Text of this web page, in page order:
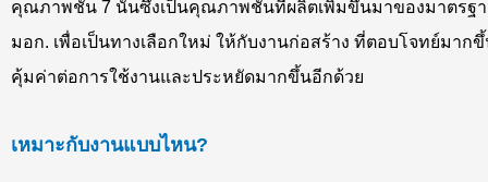
คุณภาพชั้น 7 นั้นซึ่งเป็นคุณภาพชั้นที่ผลิตเพิ่มขึ้นมาของมาตรฐ
มอก. เพื่อเป็นทางเลือกใหม่ ให้กับงานก่อสร้าง ที่ตอบโจทย์มาก
คุ้มค่าต่อการใช้งานและประหยัดมากขึ้นอีกด้วย
เหมาะกับงานแบบไหน?